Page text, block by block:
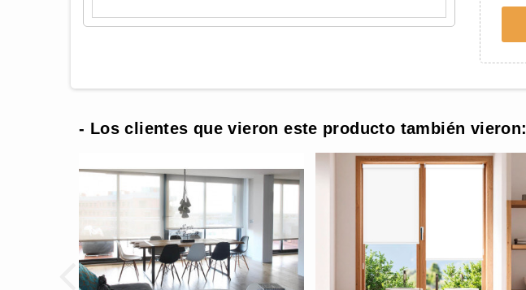
- Los clientes que vieron este producto también vieron: